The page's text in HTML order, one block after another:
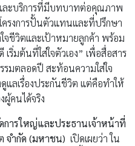
ละบริการที่มีบทบาทต่อคุณภาพ
รงการปั้นตัวแทนและที่ปรึกษา
จชีวิตและเป้าหมายลูกค้า พร้อม
ริ่มต้นที่ใส่ใจตัวเอง” เพื่อสื่อสาร
มตลอดปี สะท้อนความใส่ใจ
แลเรื่องประกันชีวิต แต่คือทำให้
คนได้จริง
ารใหญ่และประธานเจ้าหน้าที่
จำกัด (มหาชน) เปิดเผยว่า ใน